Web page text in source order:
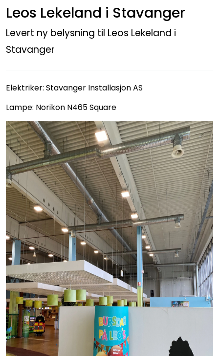
Leos Lekeland i Stavanger
Levert ny belysning til Leos Lekeland i
Stavanger
Elektriker: Stavanger Installasjon AS
Lampe: Norikon N465 Square
Utendørs
Lyskilder
EPD
Referanser